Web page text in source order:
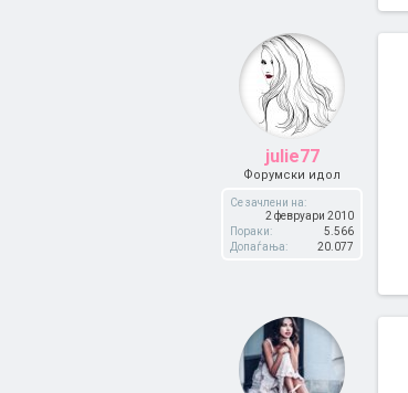
julie77
Форумски идол
Се зачлени на:
2 февруари 2010
Пораки:
5.566
Допаѓања:
20.077